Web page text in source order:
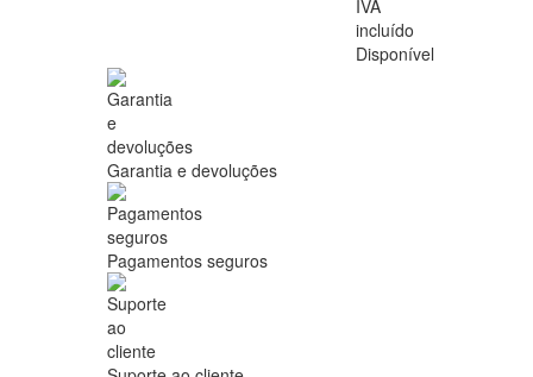
IVA
incluído
Disponível
Garantia e devoluções
Pagamentos seguros